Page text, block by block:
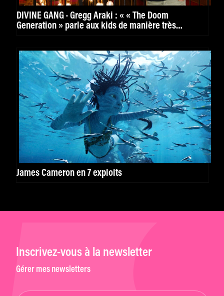
DIVINE GANG · Gregg Araki : « « The Doom
Generation » parle aux kids de manière très
James Cameron en 7 exploits
Inscrivez-vous à la newsletter
Gérer mes newsletters